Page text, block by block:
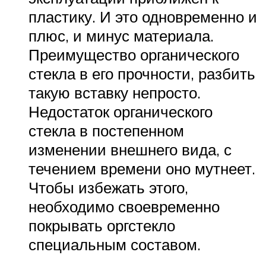
пластику. И это одновременно и
плюс, и минус материала.
Преимущество органического
стекла в его прочности, разбить
такую вставку непросто.
Недостаток органического
стекла в постепенном
изменении внешнего вида, с
течением времени оно мутнеет.
Чтобы избежать этого,
необходимо своевременно
покрывать оргстекло
специальным составом.